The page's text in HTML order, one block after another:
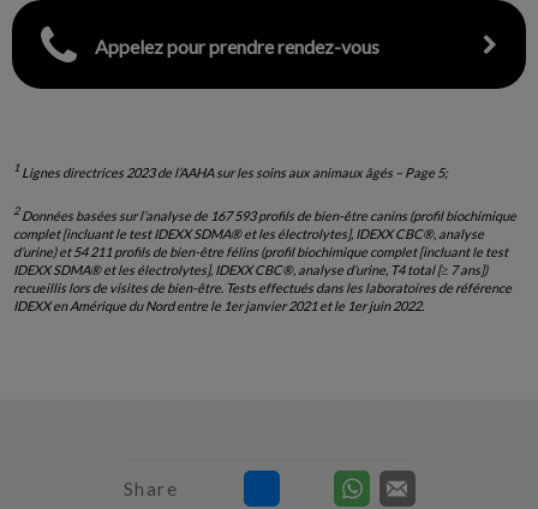
Appelez pour prendre rendez-vous
1 Lignes directrices 2023 de l’AAHA sur les soins aux animaux âgés – Page 5;
2Données basées sur l’analyse de 167 593 profils de bien-être canins (profil biochimique
complet [incluant le test IDEXX SDMA® et les électrolytes], IDEXX CBC®, analyse
d’urine) et 54 211 profils de bien-être félins (profil biochimique complet [incluant le test
IDEXX SDMA® et les électrolytes], IDEXX CBC®, analyse d’urine, T4 total [≥ 7 ans])
recueillis lors de visites de bien-être. Tests effectués dans les laboratoires de référence
IDEXX en Amérique du Nord entre le 1er janvier 2021 et le 1er juin 2022.
Share